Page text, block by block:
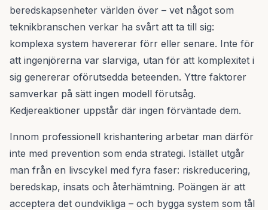
beredskapsenheter världen över – vet något som
teknikbranschen verkar ha svårt att ta till sig:
komplexa system havererar förr eller senare. Inte för
att ingenjörerna var slarviga, utan för att komplexitet i
sig genererar oförutsedda beteenden. Yttre faktorer
samverkar på sätt ingen modell förutsåg.
Kedjereaktioner uppstår där ingen förväntade dem.
Innom professionell krishantering arbetar man därför
inte med prevention som enda strategi. Istället utgår
man från en livscykel med fyra faser: riskreducering,
beredskap, insats och återhämtning. Poängen är att
acceptera det oundvikliga – och bygga system som tål